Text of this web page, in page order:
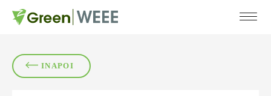
COMPANIA
DESPRE
INAPOI